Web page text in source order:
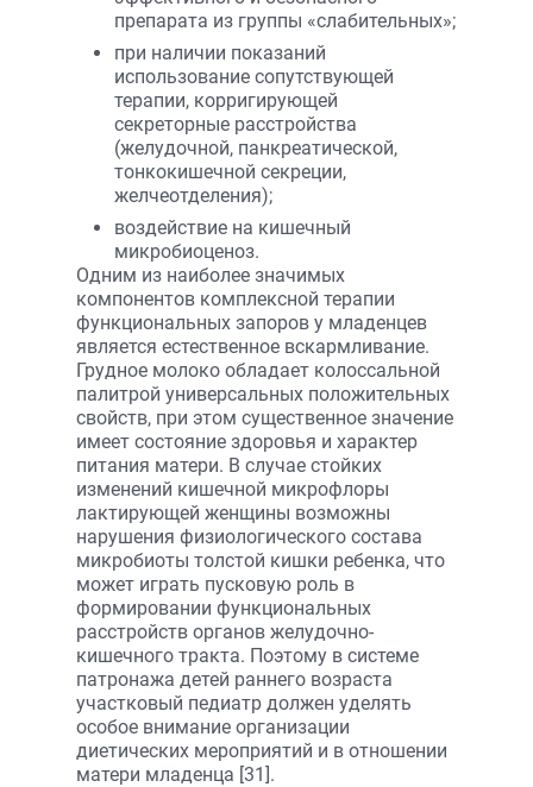
препарата из группы «слабительных»;
при наличии показаний
использование сопутствующей
терапии, корригирующей
секреторные расстройства
(желудочной, панкреатической,
тонкокишечной секреции,
желчеотделения);
воздействие на кишечный
микробиоценоз.
Одним из наиболее значимых
компонентов комплексной терапии
функциональных запоров у младенцев
является естественное вскармливание.
Грудное молоко обладает колоссальной
палитрой универсальных положительных
свойств, при этом существенное значение
имеет состояние здоровья и характер
питания матери. В случае стойких
изменений кишечной микрофлоры
лактирующей женщины возможны
нарушения физиологического состава
микробиоты толстой кишки ребенка, что
может играть пусковую роль в
формировании функциональных
расстройств органов желудочно-
кишечного тракта. Поэтому в системе
патронажа детей раннего возраста
участковый педиатр должен уделять
особое внимание организации
диетических мероприятий и в отношении
матери младенца [31].